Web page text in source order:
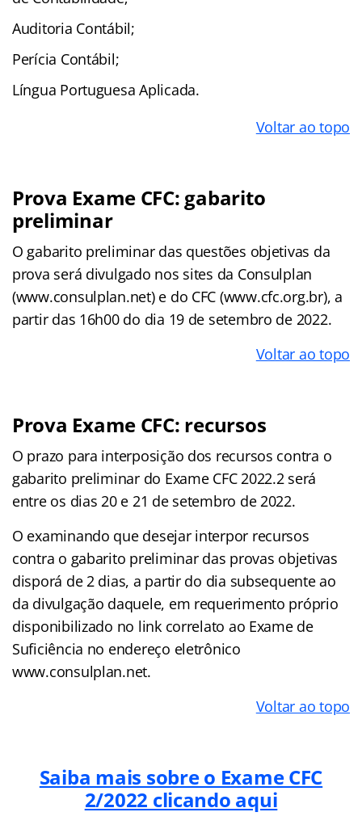
Auditoria Contábil;
Perícia Contábil;
Língua Portuguesa Aplicada.
Voltar ao topo
Prova Exame CFC: gabarito
preliminar
O gabarito preliminar das questões objetivas da
prova será divulgado nos sites da Consulplan
(www.consulplan.net) e do CFC (www.cfc.org.br), a
partir das 16h00 do dia 19 de setembro de 2022.
Voltar ao topo
Prova Exame CFC: recursos
O prazo para interposição dos recursos contra o
gabarito preliminar do Exame CFC 2022.2 será
entre os dias 20 e 21 de setembro de 2022.
O examinando que desejar interpor recursos
contra o gabarito preliminar das provas objetivas
disporá de 2 dias, a partir do dia subsequente ao
da divulgação daquele, em requerimento próprio
disponibilizado no link correlato ao Exame de
Suficiência no endereço eletrônico
www.consulplan.net.
Voltar ao topo
Saiba mais sobre o Exame CFC
2/2022 clicando aqui